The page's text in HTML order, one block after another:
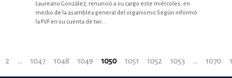
Laureano González, renunció a su cargo este miércoles, en
medio de la asamblea general del organismo.Según informó
la FVF en su cuenta de twi...
2 ... 1047 1048 1049 1050 1051 1052 1053 ... 1070